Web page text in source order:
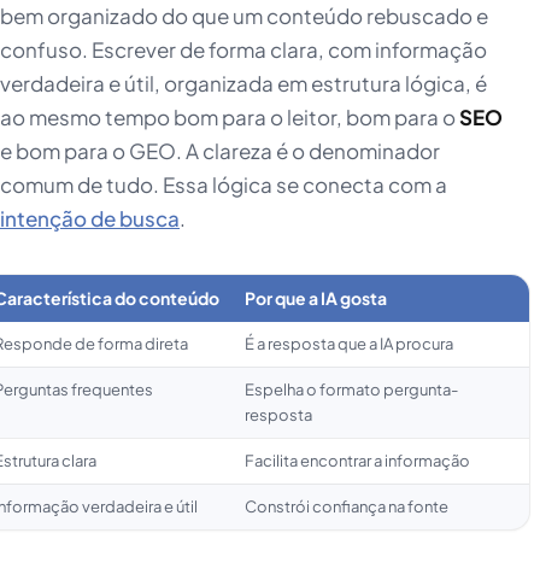
bem organizado do que um conteúdo rebuscado e
confuso. Escrever de forma clara, com informação
verdadeira e útil, organizada em estrutura lógica, é
ao mesmo tempo bom para o leitor, bom para oSEO
e bom para o GEO. A clareza é o denominador
comum de tudo. Essa lógica se conecta com a
intenção de busca.
do conteúdo Por que a IA gosta
de forma direta É a resposta que a IA procura
frequentes
Espelha o formato pergunta-
resposta
clara Facilita encontrar a informação
verdadeira e útil Constrói confiança na fonte